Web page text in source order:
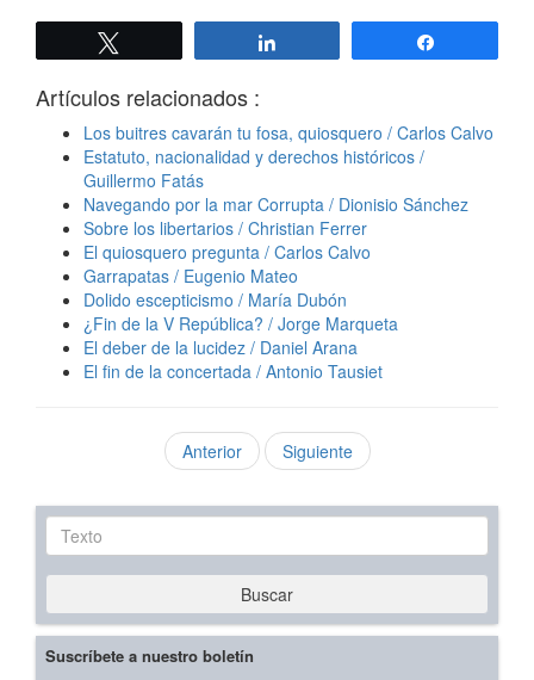
Artículos relacionados :
Los buitres cavarán tu fosa, quiosquero / Carlos Calvo
Estatuto, nacionalidad y derechos históricos /
Guillermo Fatás
Navegando por la mar Corrupta / Dionisio Sánchez
Sobre los libertarios / Christian Ferrer
El quiosquero pregunta / Carlos Calvo
Garrapatas / Eugenio Mateo
Dolido escepticismo / María Dubón
¿Fin de la V República? / Jorge Marqueta
El deber de la lucidez / Daniel Arana
El fin de la concertada / Antonio Tausiet
Anterior Siguiente
Texto
Buscar
Suscríbete a nuestro boletín